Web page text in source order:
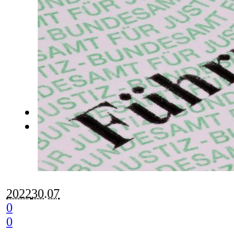
Bußgeld / Strafbefehl Einspruch
Bußgeldbescheid
Strafbefehl
Unfallregulierung online
Unfallschaden
Personenschaden
Referenzen unserer Mandanten
Datenschutz
Impressum
202230.07
0
0